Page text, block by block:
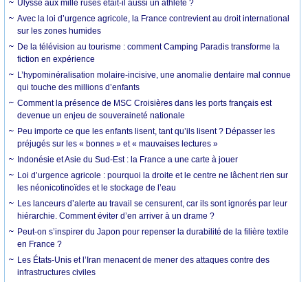
Ulysse aux mille ruses était-il aussi un athlète ?
Avec la loi d’urgence agricole, la France contrevient au droit international
sur les zones humides
De la télévision au tourisme : comment Camping Paradis transforme la
fiction en expérience
L’hypominéralisation molaire-incisive, une anomalie dentaire mal connue
qui touche des millions d’enfants
Comment la présence de MSC Croisières dans les ports français est
devenue un enjeu de souveraineté nationale
Peu importe ce que les enfants lisent, tant qu’ils lisent ? Dépasser les
préjugés sur les « bonnes » et « mauvaises lectures »
Indonésie et Asie du Sud-Est : la France a une carte à jouer
Loi d’urgence agricole : pourquoi la droite et le centre ne lâchent rien sur
les néonicotinoïdes et le stockage de l’eau
Les lanceurs d’alerte au travail se censurent, car ils sont ignorés par leur
hiérarchie. Comment éviter d’en arriver à un drame ?
Peut-on s’inspirer du Japon pour repenser la durabilité de la filière textile
en France ?
Les États-Unis et l’Iran menacent de mener des attaques contre des
infrastructures civiles